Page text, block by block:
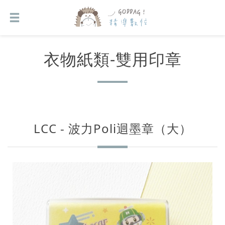
衣物紙類-雙用印章
LCC - 波力Poli迴墨章（大）